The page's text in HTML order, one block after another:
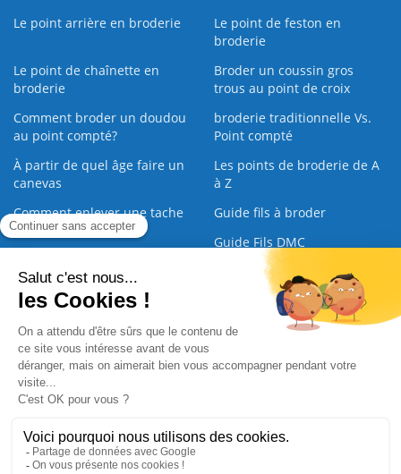
Le point arrière en broderie
Le point de feston en
broderie
Le point de chaînette en
broderie
Broder un coussin gros
trous au point de croix
Comment broder un doudou
au point compté?
broderie traditionnelle Vs.
Point compté
À partir de quel âge faire un
canevas
Les points de broderie de A
à Z
Comment enlever une tache
sur une broderie
Guide fils à broder
Guide Fils DMC
Guide de la Broderie
Commande Papier | Qui sommes nous | Nous contacter |